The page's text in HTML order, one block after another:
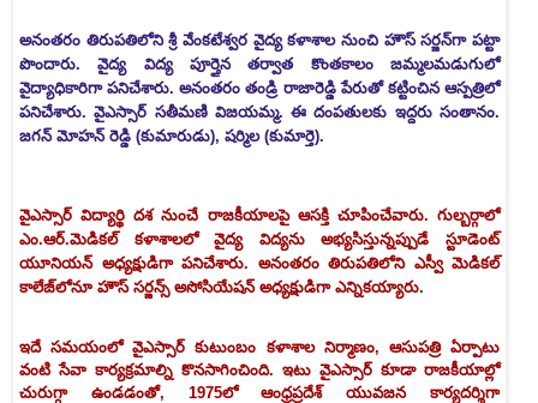
అనంతరం తిరుపతిలోని శ్రీ వేంకటేశ్వర వైద్య కళాశాల నుంచి హౌస్‌ సర్జన్‌గా పట్టా
పొందారు. వైద్య విద్య పూర్తైన తర్వాత కొంతకాలం జమ్మలమడుగులో
వైద్యాధికారిగా పనిచేశారు. అనంతరం తండ్రి రాజారెడ్డి పేరుతో కట్టించిన ఆస్పత్రిలో
పనిచేశారు. వైఎస్సార్‌ సతీమణి విజయమ్మ. ఈ దంపతులకు ఇద్దరు సంతానం.
జగన్ మోహన్‌ రెడ్డి (కుమారుడు), షర్మిల (కుమార్తె).
వైఎస్సార్‌ విద్యార్థి దశ నుంచే రాజకీయాలపై ఆసక్తి చూపించేవారు. గుల్బర్గాలో
ఎం.ఆర్‌.మెడికల్‌ కళాశాలలో వైద్య విద్యను అభ్యసిస్తున్నప్పుడే స్టూడెంట్‌
యూనియన్‌ అధ్యక్షుడిగా పనిచేశారు. అనంతరం తిరుపతిలోని ఎస్వీ మెడికల్‌
కాలేజ్‌లోనూ హౌస్‌ సర్జన్స్‌ అసోసియేషన్‌ అధ్యక్షుడిగా ఎన్నికయ్యారు.
ఇదే సమయంలో వైఎస్సార్‌ కుటుంబం కళాశాల నిర్మాణం, ఆసుపత్రి ఏర్పాటు
వంటి సేవా కార్యక్రమాల్ని కొనసాగించింది. ఇటు వైఎస్సార్‌ కూడా రాజకీయాల్లో
చురుగ్గా ఉండడంతో, 1975లో ఆంధ్రప్రదేశ్‌ యువజన కార్యదర్శిగా